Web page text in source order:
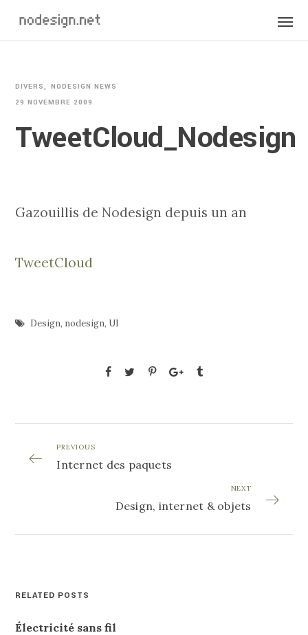
DIVERS
NODESIGN NEWS
29 NOVEMBRE 2009
TweetCloud_Nodesign
Gazouillis de Nodesign depuis un an
TweetCloud
Design, nodesign, UI
PREVIOUS
Internet des paquets
NEXT
Design, internet & objets
RELATED POSTS
Électricité sans fil